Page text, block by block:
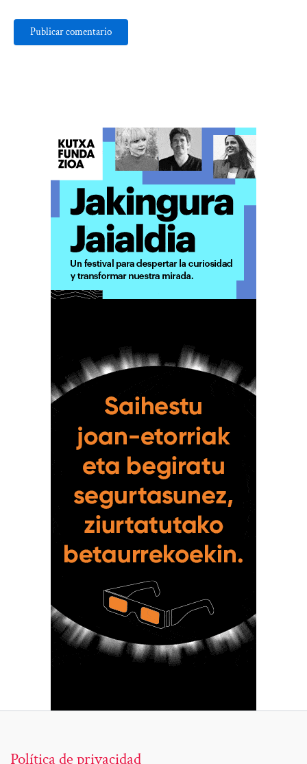
Política de privacidad